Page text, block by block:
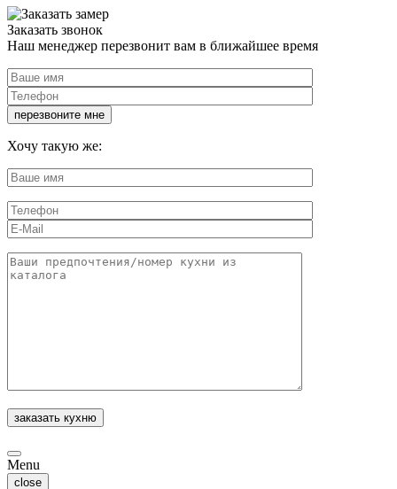
Заказать звонок
Наш менеджер перезвонит вам в ближайшее время
Хочу такую же:
Menu
close